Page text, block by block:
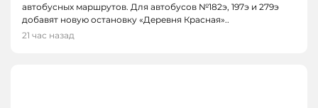
автобусных маршрутов. Для автобусов №182э, 197э и 279э
добавят новую остановку «Деревня Красная»..
21 час назад